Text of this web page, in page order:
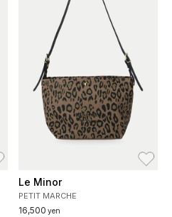
Le Minor
PETIT MARCHE
16,500 yen